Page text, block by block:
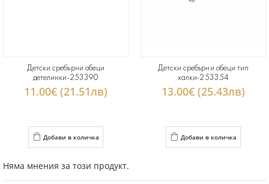
Детски сребърни обеци
детелинки-253390
11.00€ (21.51лв)
Добави в количка
Детски сребърни обеци тип
халки-253354
13.00€ (25.43лв)
Добави в количка
Няма мнения за този продукт.